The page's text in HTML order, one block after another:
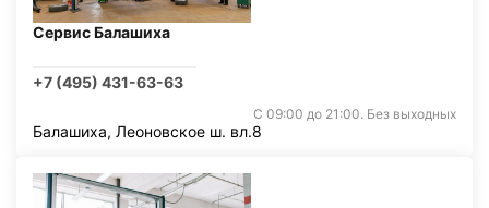
Сервис Балашиха
+7 (495) 431-63-63
С 09:00 до 21:00. Без выходных
Балашиха, Леоновское ш. вл.8